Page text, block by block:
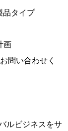
品タイプ
画
問い合わせく
ルビジネスをサ